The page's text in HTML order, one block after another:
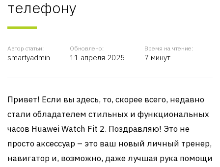
телефону
Автор статьи:
smartyadmin
Обновлено:
11 апреля 2025
Время на чтение:
7 минут
Привет! Если вы здесь, то, скорее всего, недавно
стали обладателем стильных и функциональных
часов Huawei Watch Fit 2. Поздравляю! Это не
просто аксессуар – это ваш новый личный тренер,
навигатор и, возможно, даже лучшая рука помощи